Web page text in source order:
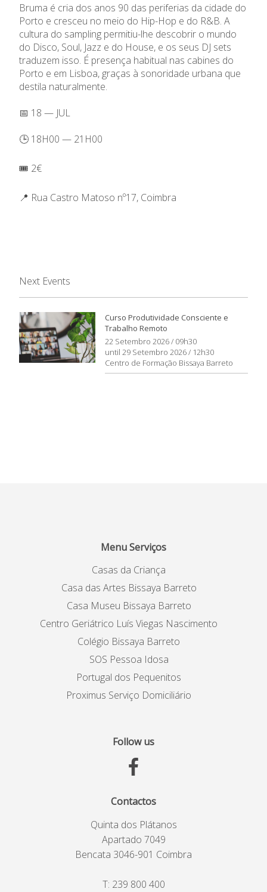
Bruma é cria dos anos 90 das periferias da cidade do
Porto e cresceu no meio do Hip-Hop e do R&B. A
cultura do sampling permitiu-lhe descobrir o mundo
do Disco, Soul, Jazz e do House, e os seus DJ sets
traduzem isso. É presença habitual nas cabines do
Porto e em Lisboa, graças à sonoridade urbana que
destila naturalmente.
📅 18 — JUL
🕒 18H00 — 21H00
🎟️ 2€
📍 Rua Castro Matoso nº17, Coimbra
Next Events
Curso Produtividade Consciente e
Trabalho Remoto
22 Setembro 2026 / 09h30
until 29 Setembro 2026 / 12h30
Centro de Formação Bissaya Barreto
Menu Serviços
Casas da Criança
Casa das Artes Bissaya Barreto
Casa Museu Bissaya Barreto
Centro Geriátrico Luís Viegas Nascimento
Colégio Bissaya Barreto
SOS Pessoa Idosa
Portugal dos Pequenitos
Proximus Serviço Domiciliário
Follow us
Contactos
Quinta dos Plátanos
Apartado 7049
Bencata 3046-901 Coimbra
T: 239 800 400